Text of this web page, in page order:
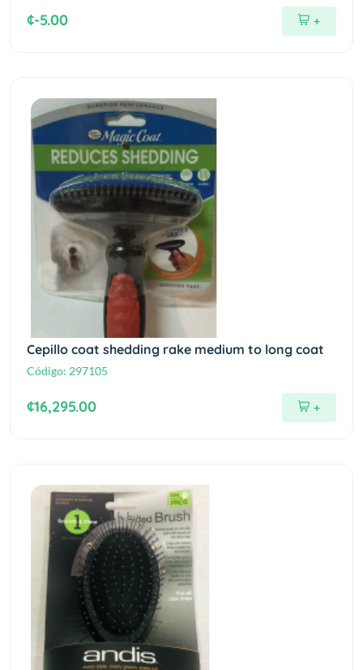
¢-5.00 +
Cepillo coat shedding rake medium to long coat
Código: 297105
¢16,295.00 +